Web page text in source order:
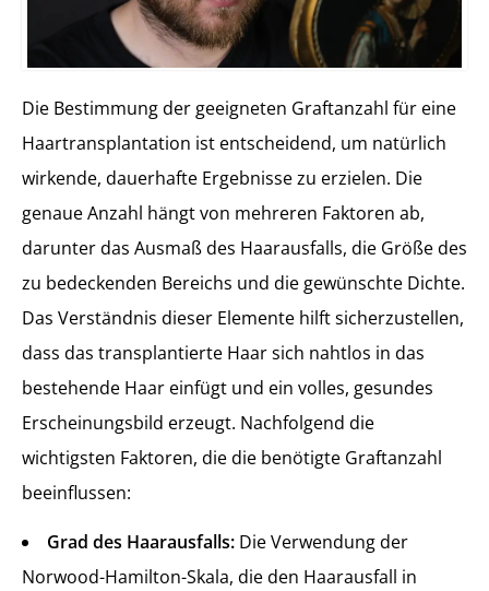
Die Bestimmung der geeigneten Graftanzahl für eine
Haartransplantation ist entscheidend, um natürlich
wirkende, dauerhafte Ergebnisse zu erzielen. Die
genaue Anzahl hängt von mehreren Faktoren ab,
darunter das Ausmaß des Haarausfalls, die Größe des
zu bedeckenden Bereichs und die gewünschte Dichte.
Das Verständnis dieser Elemente hilft sicherzustellen,
dass das transplantierte Haar sich nahtlos in das
bestehende Haar einfügt und ein volles, gesundes
Erscheinungsbild erzeugt. Nachfolgend die
wichtigsten Faktoren, die die benötigte Graftanzahl
beeinflussen:
Grad des Haarausfalls: Die Verwendung der
Norwood-Hamilton-Skala, die den Haarausfall in